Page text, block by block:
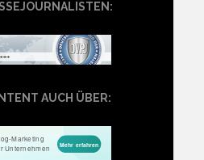
AUCH ÜBER: